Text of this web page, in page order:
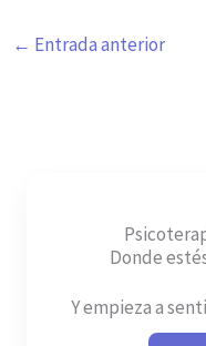
← Entrada anterior
Donde
Y empieza a